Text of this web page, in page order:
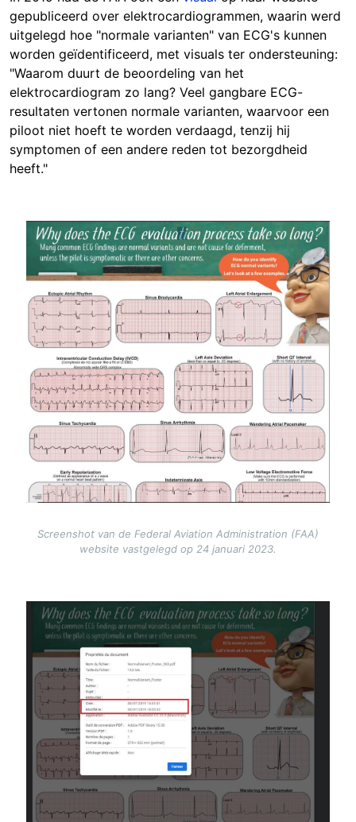
gepubliceerd over elektrocardiogrammen, waarin werd
uitgelegd hoe "normale varianten" van ECG's kunnen
worden geïdentificeerd, met visuals ter ondersteuning:
"Waarom duurt de beoordeling van het
elektrocardiogram zo lang? Veel gangbare ECG-
resultaten vertonen normale varianten, waarvoor een
piloot niet hoeft te worden verdaagd, tenzij hij
symptomen of een andere reden tot bezorgdheid
heeft."
Image
Screenshot van de Federal Aviation Administration (FAA)
website vastgelegd op 24 januari 2023.
Image